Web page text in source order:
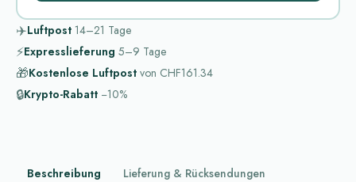
✈️Luftpost 14–21 Tage
⚡Expresslieferung 5–9 Tage
🎁Kostenlose Luftpost von CHF161.34
🔒Krypto-Rabatt −10%
Beschreibung Lieferung & Rücksendungen